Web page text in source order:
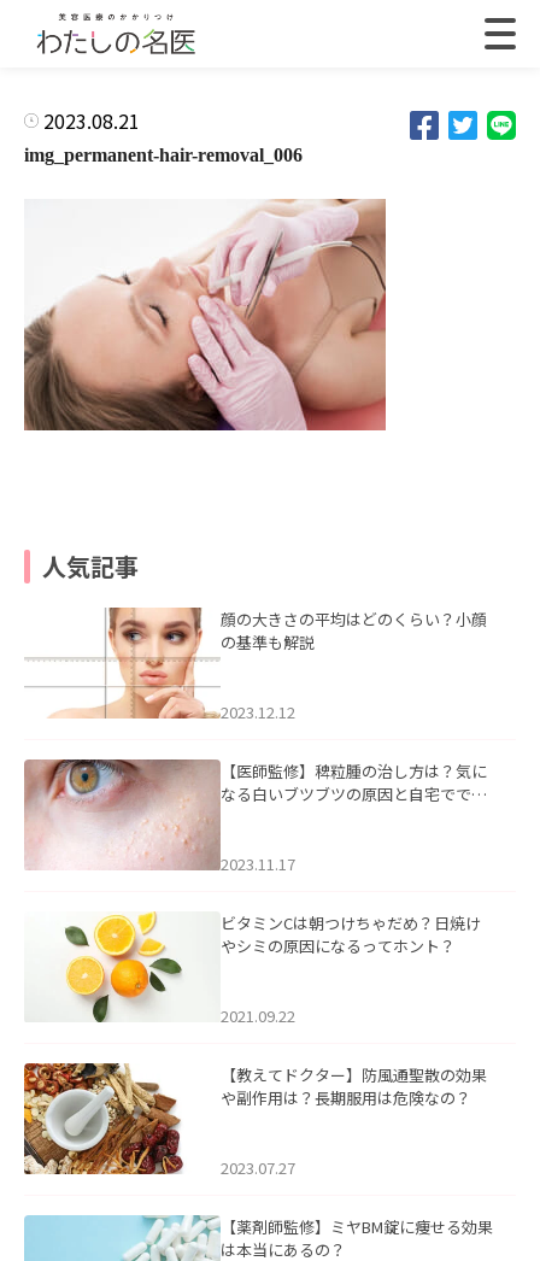
2023.08.21
img_permanent-hair-removal_006
人気記事
顔の大きさの平均はどのくらい？小顔
の基準も解説
2023.12.12
【医師監修】稗粒腫の治し方は？気に
なる白いブツブツの原因と自宅ででき
2023.11.17
ビタミンCは朝つけちゃだめ？日焼け
やシミの原因になるってホント？
2021.09.22
【教えてドクター】防風通聖散の効果
や副作用は？長期服用は危険なの？
2023.07.27
【薬剤師監修】ミヤBM錠に痩せる効果
は本当にあるの？